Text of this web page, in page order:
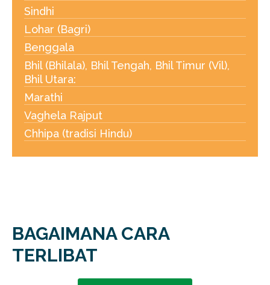
Sindhi
Lohar (Bagri)
Benggala
Bhil (Bhilala), Bhil Tengah, Bhil Timur (Vil),
Bhil Utara:
Marathi
Vaghela Rajput
Chhipa (tradisi Hindu)
BAGAIMANA CARA
TERLIBAT